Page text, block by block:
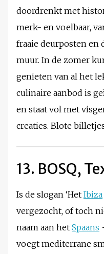
doordrenkt met
merk- en voelbaar,
fraaie deurposten en
muur. In de zomer
genieten van al het
culinaire aanbod is
en staat vol met
creaties. Blote
13. BOSQ,
Is de slogan ‘Het Ibiza
vergezocht, of toch
naam aan het Spaans
voegt mediterrane